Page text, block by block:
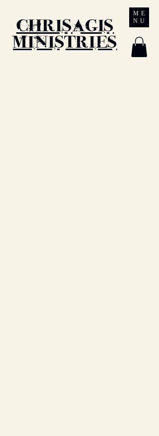
Chrisagis
Ministries
ME
NU